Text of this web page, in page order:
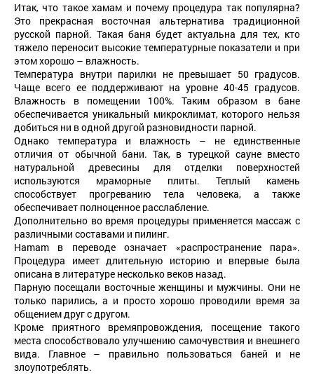
Итак, что такое хамам и почему процедура так популярна?
Это прекрасная восточная альтернатива традиционной
русской парной. Такая баня будет актуальна для тех, кто
тяжело переносит высокие температурные показатели и при
этом хорошо – влажность.
Температура внутри парилки не превышает 50 градусов.
Чаще всего ее поддерживают на уровне 40-45 градусов.
Влажность в помещении 100%. Таким образом в бане
обеспечивается уникальный микроклимат, которого нельзя
добиться ни в одной другой разновидности парной.
Однако температура и влажность – не единственные
отличия от обычной бани. Так, в турецкой сауне вместо
натуральной древесины для отделки поверхностей
используются мраморные плиты. Теплый камень
способствует прогреванию тела человека, а также
обеспечивает полноценное расслабление.
Дополнительно во время процедуры применяется массаж с
различными составами и пилинг.
Hamam в переводе означает «распространение пара».
Процедура имеет длительную историю и впервые была
описана в литературе несколько веков назад.
Парную посещали восточные женщины и мужчины. Они не
только парились, а и просто хорошо проводили время за
общением друг с другом.
Кроме приятного времяпровождения, посещение такого
места способствовало улучшению самочувствия и внешнего
вида. Главное – правильно пользоваться баней и не
злоупотреблять.